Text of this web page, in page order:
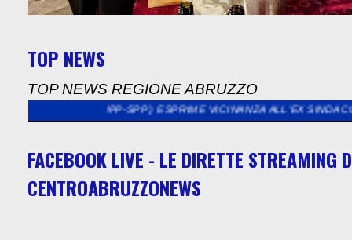
TOP NEWS
TOP NEWS REGIONE ABRUZZO
SPP ) ESPRIME VICINANZA ALL'EX SINDACO DI SULMONA
FACEBOOK LIVE - LE DIRETTE STREAMING
CENTROABRUZZONEWS